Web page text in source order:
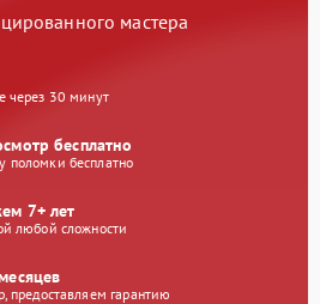
мастера
через 30 минут
бесплатно
поломки бесплатно
7+ лет
любой сложности
предоставляем гарантию